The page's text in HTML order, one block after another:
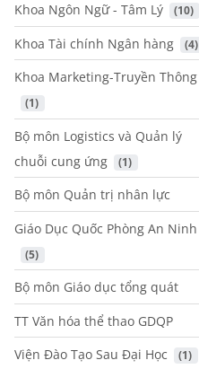
Khoa Ngôn Ngữ - Tâm Lý (10)
Khoa Tài chính Ngân hàng (4)
Khoa Marketing-Truyền Thông
(1)
Bộ môn Logistics và Quản lý
chuỗi cung ứng
(1)
Bộ môn Quản trị nhân lực
Giáo Dục Quốc Phòng An Ninh
(5)
Bộ môn Giáo dục tổng quát
TT Văn hóa thể thao GDQP
Viện Đào Tạo Sau Đại Học
(1)